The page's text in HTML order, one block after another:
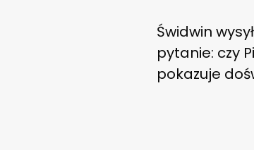
Świdwin
pytanie: czy
pokazuje